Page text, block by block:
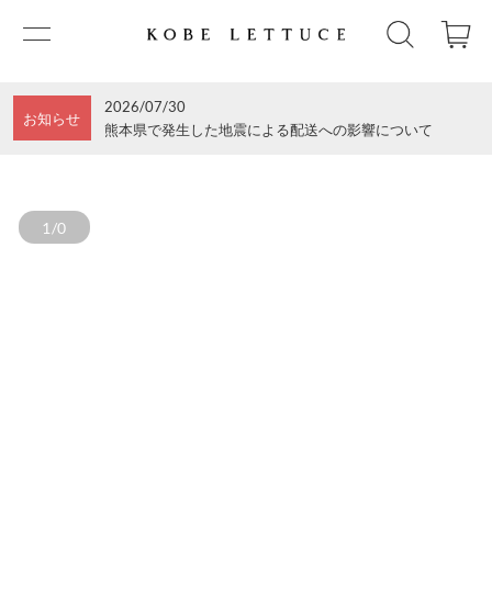
お知らせ
2026/07/30
熊本県で発生した地震による配送への影響について
1/0